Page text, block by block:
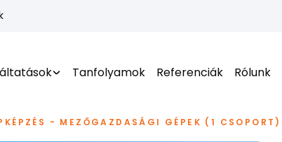
Tanfolyamok Referenciák Rólunk
- MEZŐGAZDASÁGI GÉPEK (1 CSOPORT)